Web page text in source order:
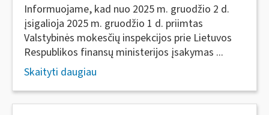
Informuojame, kad nuo 2025 m. gruodžio 2 d.
įsigalioja 2025 m. gruodžio 1 d. priimtas
Valstybinės mokesčių inspekcijos prie Lietuvos
Respublikos finansų ministerijos įsakymas ...
Skaityti daugiau